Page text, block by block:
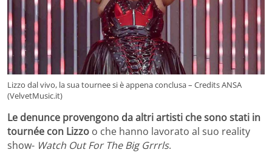
Lizzo dal vivo, la sua tournee si è appena conclusa – Credits ANSA
(VelvetMusic.it)
Le denunce provengono da altri artisti che sono stati in
tournée con Lizzo o che hanno lavorato al suo reality
show- Watch Out For The Big Grrrls.